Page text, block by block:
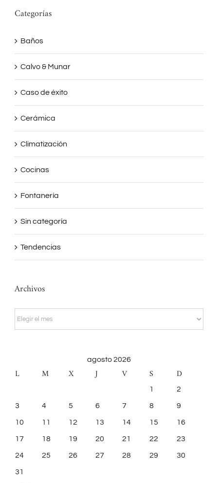
Categorías
Baños
Calvo & Munar
Caso de éxito
Cerámica
Climatización
Cocinas
Fontanería
Sin categoría
Tendencias
Archivos
Archivos
agosto 2026
L M X J V S D
1 2
3 4 5 6 7 8 9
10 11 12 13 14 15 16
17 18 19 20 21 22 23
24 25 26 27 28 29 30
31